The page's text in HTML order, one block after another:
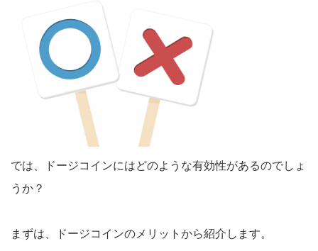
では、ドージコインにはどのような有効性があるのでしょ
うか？
まずは、ドージコインのメリットから紹介します。